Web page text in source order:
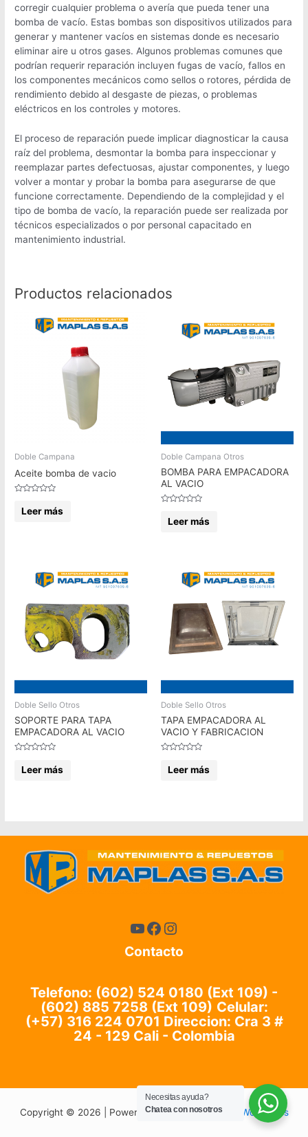
corregir cualquier problema o avería que pueda tener una
bomba de vacío. Estas bombas son dispositivos utilizados para
generar y mantener vacíos en sistemas donde es necesario
eliminar aire u otros gases. Algunos problemas comunes que
podrían requerir reparación incluyen fugas de vacío, fallos en
los componentes mecánicos como sellos o rotores, pérdida de
rendimiento debido al desgaste de piezas, o problemas
eléctricos en los controles y motores.
El proceso de reparación puede implicar diagnosticar la causa
raíz del problema, desmontar la bomba para inspeccionar y
reemplazar partes defectuosas, ajustar componentes, y luego
volver a montar y probar la bomba para asegurarse de que
funcione correctamente. Dependiendo de la complejidad y el
tipo de bomba de vacío, la reparación puede ser realizada por
técnicos especializados o por personal capacitado en
mantenimiento industrial.
Productos relacionados
Doble Campana
Aceite bomba de vacio
enLeer más
Doble Campana Otros
BOMBA PARA EMPACADORA
AL VACIO
enLeer más
Doble Sello Otros
SOPORTE PARA TAPA
EMPACADORA AL VACIO
enLeer más
Doble Sello Otros
TAPA EMPACADORA AL
VACIO Y FABRICACION
enLeer más
Contacto
Telefono: (602) 524 0180 (Ext 109) -
(602) 885 7258 (Ext 109) Celular:
(+57) 316 224 0701 Direccion: Cra 3 #
24 - 129 Cali - Colombia
Copyright © 2026 | Powered byTema Astra para WordPress
Necesitas ayuda?
Chatea con nosotros